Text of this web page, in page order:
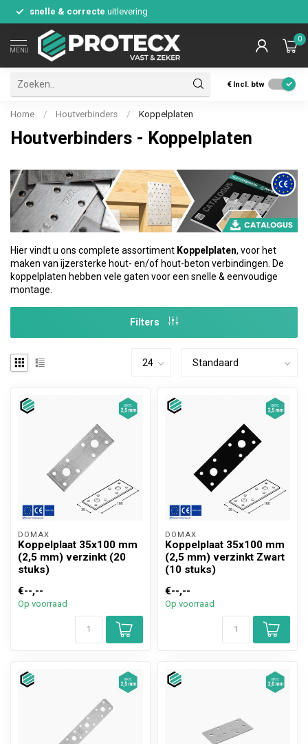
snelle & correcte uitlevering
MENU
0
€ Incl. btw
Home / Houtverbinders / Koppelplaten
Houtverbinders - Koppelplaten
Hier vindt u ons complete assortiment Koppelplaten, voor het
maken van ijzersterke hout- en/of hout-beton verbindingen. De
koppelplaten hebben vele gaten voor een snelle & eenvoudige
montage.
Filters
DOMAX
Koppelplaat 35x100 mm
(2,5 mm) verzinkt (20
stuks)
€--,--
Op voorraad
DOMAX
Koppelplaat 35x100 mm
(2,5 mm) verzinkt Zwart
(10 stuks)
€--,--
Op voorraad